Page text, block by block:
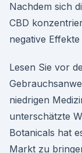
Nachdem sich
CBD
negative
Lesen Sie vor
niedrigen
unterschätzte
Botanicals hat
Markt zu